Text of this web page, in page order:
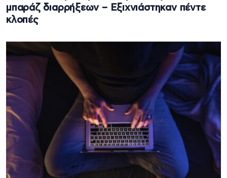
μπαράζ διαρρήξεων – Εξιχνιάστηκαν πέντε
κλοπές